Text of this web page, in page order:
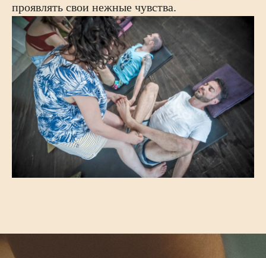
проявлять свои нежные чувства.